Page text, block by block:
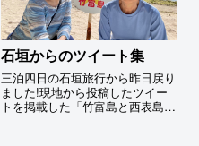
石垣からのツイート集
三泊四日の石垣旅行から昨日戻り
ました!現地から投稿したツイー
トを掲載した「竹富島と西表島を